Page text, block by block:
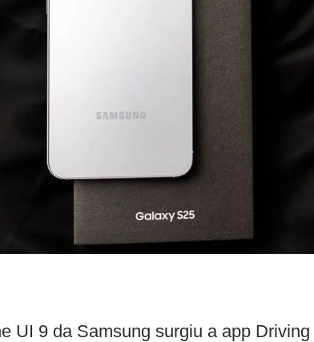
UI 9 da Samsung surgiu a app